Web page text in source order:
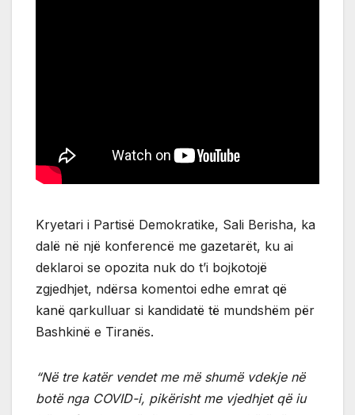
Kryetari i Partisë Demokratike, Sali Berisha, ka
dalë në një konferencë me gazetarët, ku ai
deklaroi se opozita nuk do t’i bojkotojë
zgjedhjet, ndërsa komentoi edhe emrat që
kanë qarkulluar si kandidatë të mundshëm për
Bashkinë e Tiranës.
“Në tre katër vendet me më shumë vdekje në
botë nga COVID-i, pikërisht me vjedhjet që iu